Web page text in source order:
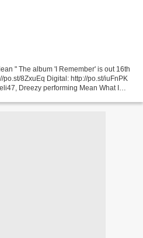
" The album 'I Remember' is out 16th
8ZxuEq Digital: http://po.st/iuFnPK
Dreezy performing Mean What I